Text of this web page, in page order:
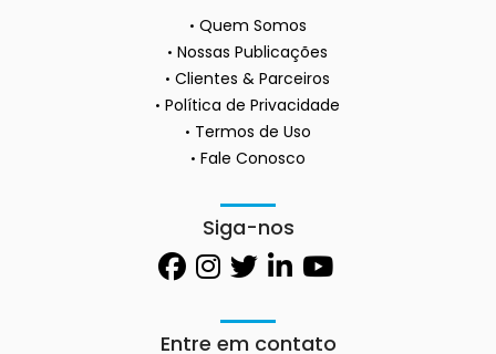
Quem Somos
Nossas Publicações
Clientes & Parceiros
Política de Privacidade
Termos de Uso
Fale Conosco
Siga-nos
Entre em contato